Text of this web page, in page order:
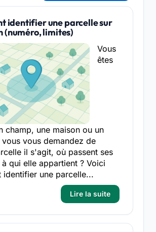
identifier une parcelle sur
(numéro, limites)
Vous
êtes
champ, une maison ou un
vous demandez de
il s'agit, où passent ses
qui elle appartient ? Voici
identifier une parcelle...
Lire la suite